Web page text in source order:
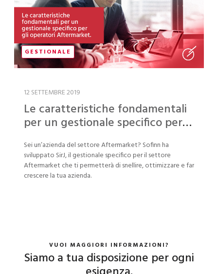
GESTIONALE
12 SETTEMBRE 2019
Le caratteristiche fondamentali
per un gestionale specifico per
Sei un’azienda del settore Aftermarket? Sofinn ha
sviluppato SirJ, il gestionale specifico per il settore
Aftermarket che ti permetterà di snellire, ottimizzare e far
crescere la tua azienda.
VUOI MAGGIORI INFORMAZIONI?
Siamo a tua disposizione per ogni